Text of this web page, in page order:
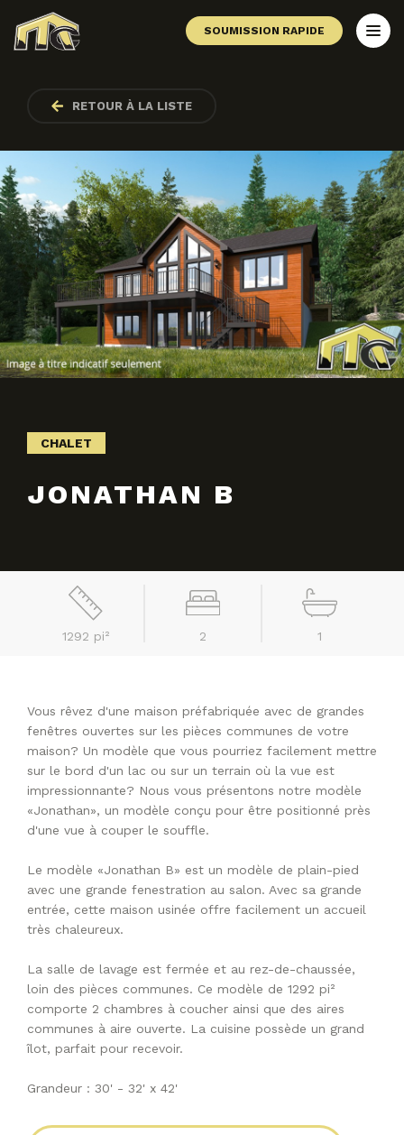
SOUMISSION RAPIDE
RETOUR À LA LISTE
CHALET
JONATHAN B
1292 pi² 2 1
Vous rêvez d'une maison préfabriquée avec de grandes
fenêtres ouvertes sur les pièces communes de votre
maison? Un modèle que vous pourriez facilement mettre
sur le bord d'un lac ou sur un terrain où la vue est
impressionnante? Nous vous présentons notre modèle
«Jonathan», un modèle conçu pour être positionné près
d'une vue à couper le souffle.
Le modèle «Jonathan B» est un modèle de plain-pied
avec une grande fenestration au salon. Avec sa grande
entrée, cette maison usinée offre facilement un accueil
très chaleureux.
La salle de lavage est fermée et au rez-de-chaussée,
loin des pièces communes. Ce modèle de 1292 pi²
comporte 2 chambres à coucher ainsi que des aires
communes à aire ouverte. La cuisine possède un grand
îlot, parfait pour recevoir.
Grandeur : 30' - 32' x 42'